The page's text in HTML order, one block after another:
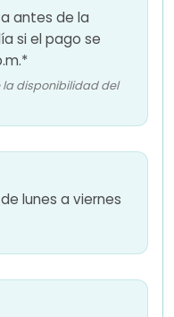
antes de la
si el pago se
la disponibilidad del
lunes a viernes